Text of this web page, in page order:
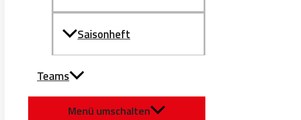
Saisonheft
Teams
Menü umschalten